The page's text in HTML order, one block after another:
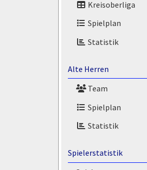
Kreisoberliga
Spielplan
Statistik
Alte Herren
Team
Spielplan
Statistik
Spielerstatistik